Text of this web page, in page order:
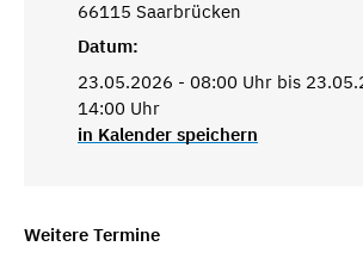
66115 Saarbrücken
Datum:
23.05.2026 - 08:00 Uhr bis
14:00 Uhr
in Kalender speichern
Weitere Termine